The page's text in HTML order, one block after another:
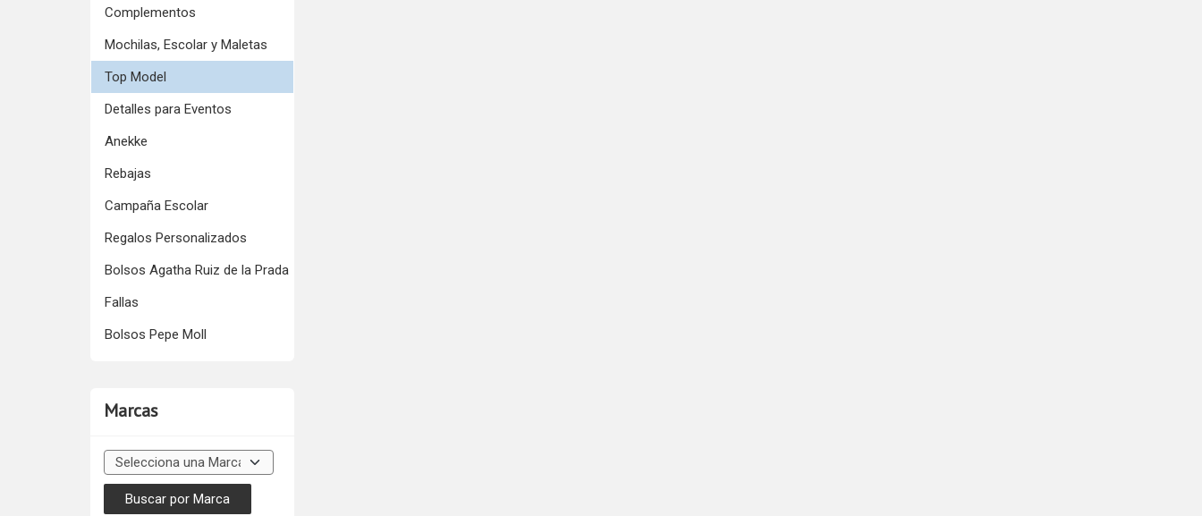
Complementos
Mochilas, Escolar y Maletas
Top Model
Detalles para Eventos
Anekke
Rebajas
Campaña Escolar
Regalos Personalizados
Bolsos Agatha Ruiz de la Prada
Fallas
Bolsos Pepe Moll
Marcas